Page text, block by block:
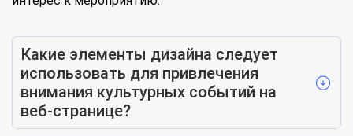
Какие элементы дизайна следует
использовать для привлечения
внимания культурных событий на
веб-странице?